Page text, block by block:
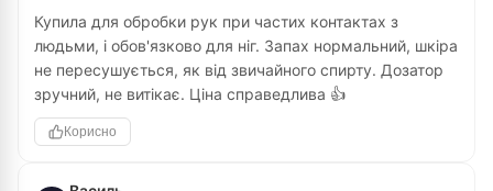
Купила для обробки рук при частих контактах з
людьми, і обов'язково для ніг. Запах нормальний, шкіра
не пересушується, як від звичайного спирту. Дозатор
зручний, не витікає. Ціна справедлива 👍
Корисно